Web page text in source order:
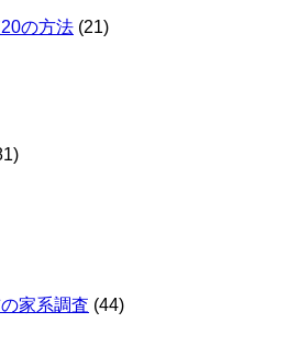
の方法 (21)
家系調査 (44)